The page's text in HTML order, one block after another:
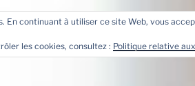
En continuant à utiliser ce site Web, vous
les cookies, consultez : Politique relative